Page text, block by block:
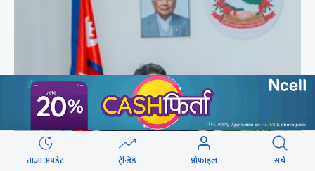
ताजा अपडेट ट्रेन्डिङ प्रोफाइल सर्च